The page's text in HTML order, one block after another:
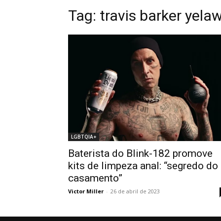
Tag: travis barker
LGBTQIA+
Baterista do Blink-182 promove
kits de limpeza anal: “segredo do
casamento”
Victor Miller - 26 de abril de 2023